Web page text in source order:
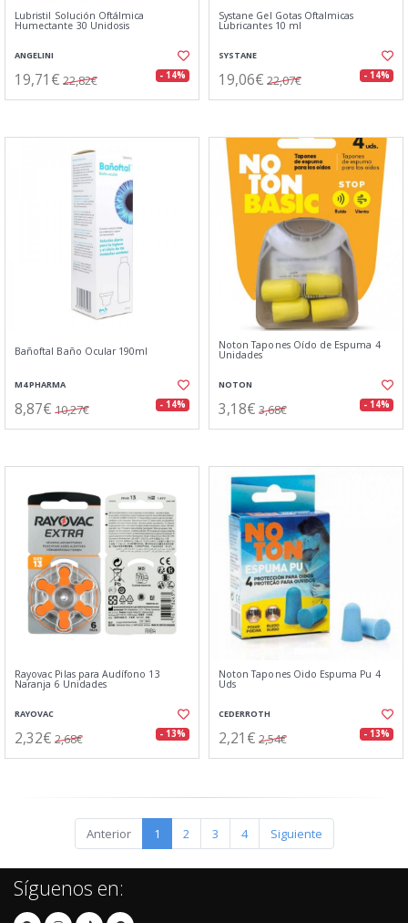
Lubristil Solución Oftálmica
Humectante 30 Unidosis
ANGELINI
19,71€ 22,82€ - 14%
Systane Gel Gotas Oftalmicas
Lubricantes 10 ml
SYSTANE
19,06€ 22,07€ - 14%
Bañoftal Baño Ocular 190ml
M4 PHARMA
8,87€ 10,27€ - 14%
Noton Tapones Oído de Espuma 4
Unidades
NOTON
3,18€ 3,68€ - 14%
Rayovac Pilas para Audífono 13
Naranja 6 Unidades
RAYOVAC
2,32€ 2,68€ - 13%
Noton Tapones Oido Espuma Pu 4
Uds
CEDERROTH
2,21€ 2,54€ - 13%
Anterior 1 2 3 4 Siguiente
Síguenos en: